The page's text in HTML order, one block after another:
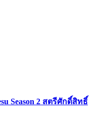
Season 2 สตรีศักดิ์สิทธิ์